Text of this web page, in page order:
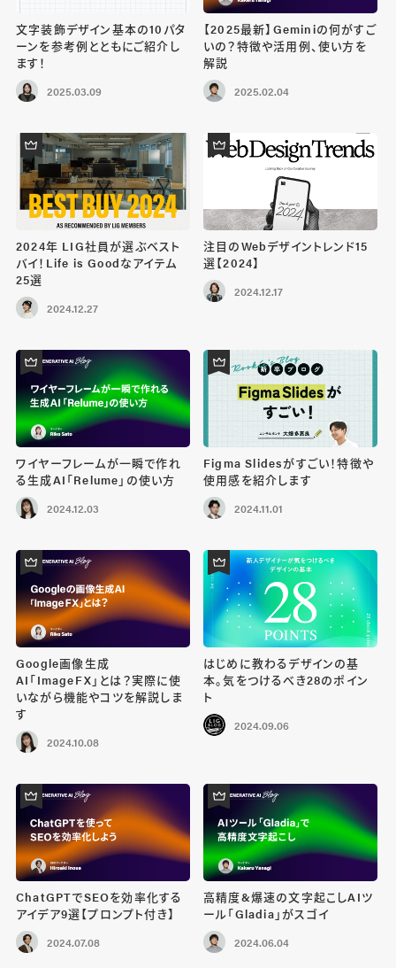
文字装飾デザイン基本の10パタ
ーンを参考例とともにご紹介し
ます！
2025.03.09
【2025最新】Geminiの何がすご
いの？特徴や活用例、使い方を
解説
2025.02.04
2024年 LIG社員が選ぶベスト
バイ！Life is Goodなアイテム
25選
2024.12.27
注目のWebデザイントレンド15
選【2024】
2024.12.17
ワイヤーフレームが一瞬で作れ
る生成AI「Relume」の使い方
2024.12.03
Figma Slidesがすごい！特徴や
使用感を紹介します
2024.11.01
Google画像生成
AI「ImageFX」とは？実際に使
いながら機能やコツを解説しま
す
2024.10.08
はじめに教わるデザインの基
本。気をつけるべき28のポイン
ト
2024.09.06
ChatGPTでSEOを効率化する
アイデア9選【プロンプト付き】
2024.07.08
高精度&爆速の文字起こしAIツ
ール「Gladia」がスゴイ
2024.06.04